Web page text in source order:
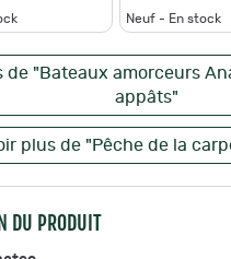
Neuf - En stock
de "Bateaux amorceurs
appâts"
plus de "Pêche de la
DU PRODUIT